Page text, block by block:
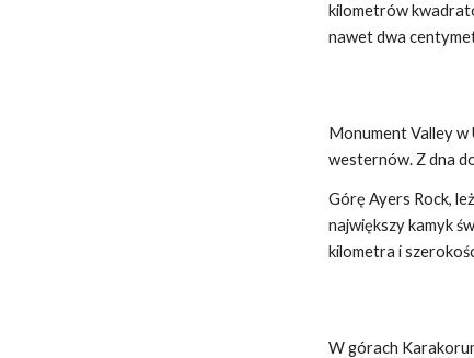
kilometrów
nawet dwa
Monument Valley w
westernów. Z dna
Górę Ayers Rock,
największy kamyk
kilometra i
W górach